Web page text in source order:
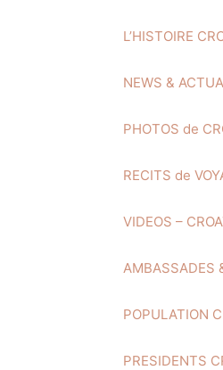
L’HISTOIRE
NEWS &
PHOTOS de
RECITS de
VIDEOS –
AMBASSADES
POPULATION
PRESIDENTS